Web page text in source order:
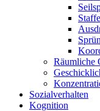
Räumliche
Sozialverhalten
Kognition